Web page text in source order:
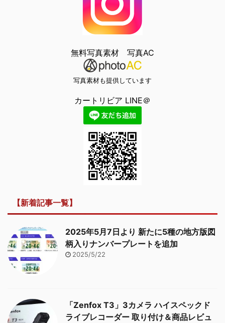
無料写真素材 写真AC
写真素材も提供しています
カートリビア LINE＠
【新着記事一覧】
2025年5月7日より 新たに5種の地方版図
柄入りナンバープレートを追加
2025/5/22
「Zenfox T3」3カメラ ハイスペックド
ライブレコーダー 取り付け＆商品レビュ